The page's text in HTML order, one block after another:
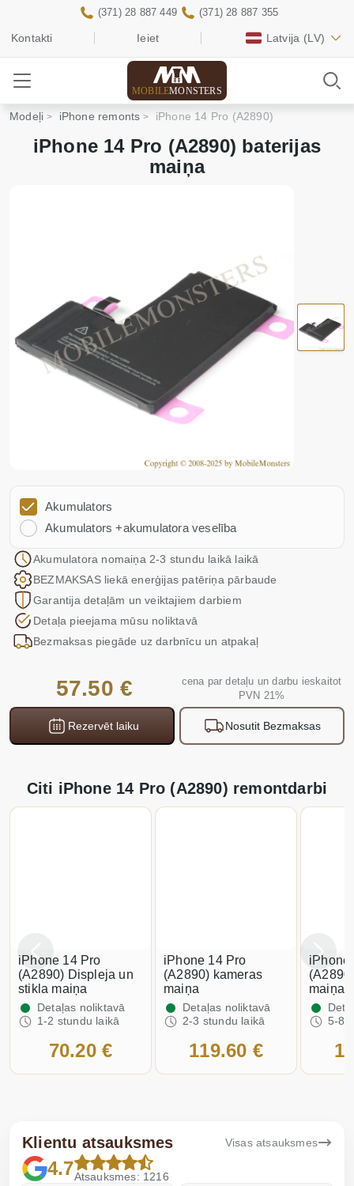
Kontakti Ieiet Latvija (LV)
(371) 28 887 449 (371) 28 887 355
MOBILEMONSTERS
Modeļi iPhone remonts iPhone 14 Pro (A2890)
iPhone 14 Pro (A2890) baterijas
maiņa
57.50 €
cena par detaļu un darbu ieskaitot
PVN 21%
Nosutit Bezmaksas
Rezervēt laiku
Akumulatora nomaiņa 2-3 stundu laikā laikā
BEZMAKSAS liekā enerģijas patēriņa pārbaude
Garantija detaļām un veiktajiem darbiem
Detaļa pieejama mūsu noliktavā
Bezmaksas piegāde uz darbnīcu un atpakaļ
Akumulators
Akumulators +akumulatora veselība
Citi iPhone 14 Pro (A2890) remontdarbi
iPhone 14 Pro
(A2890) Displeja un
stikla maiņa
Detaļas noliktavā
1-2 stundu laikā
70.20 €
iPhone 14 Pro
(A2890) kameras
maiņa
Detaļas noliktavā
2-3 stundu laikā
119.60 €
iPhone
maiņa
5-8
Klientu atsauksmes Visas atsauksmes
4.7Atsauksmes: 1216